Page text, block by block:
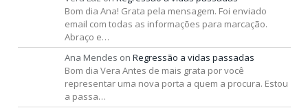
Bom dia Ana! Grata pela mensagem. Foi enviado
email com todas as informações para marcação.
Abraço e…
Ana Mendes on Regressão a vidas passadas
Bom dia Vera Antes de mais grata por você
representar uma nova porta a quem a procura. Estou
a passa…